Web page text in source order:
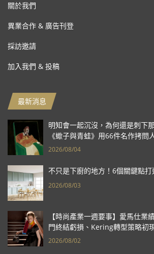
關於我們
異業合作 & 廣告刊登
採訪邀請
加入我們 & 投稿
最新消息
明知會一起沉沒，為何還是刺下
《蠍子與青蛙》用66件名作拷問
2026/08/04
不只是下廚的地方！6個關鍵點
2026/08/03
【時尚產業一週要事】愛馬仕業
門終結虧損、Kering轉型策略初
報亮眼
2026/08/02